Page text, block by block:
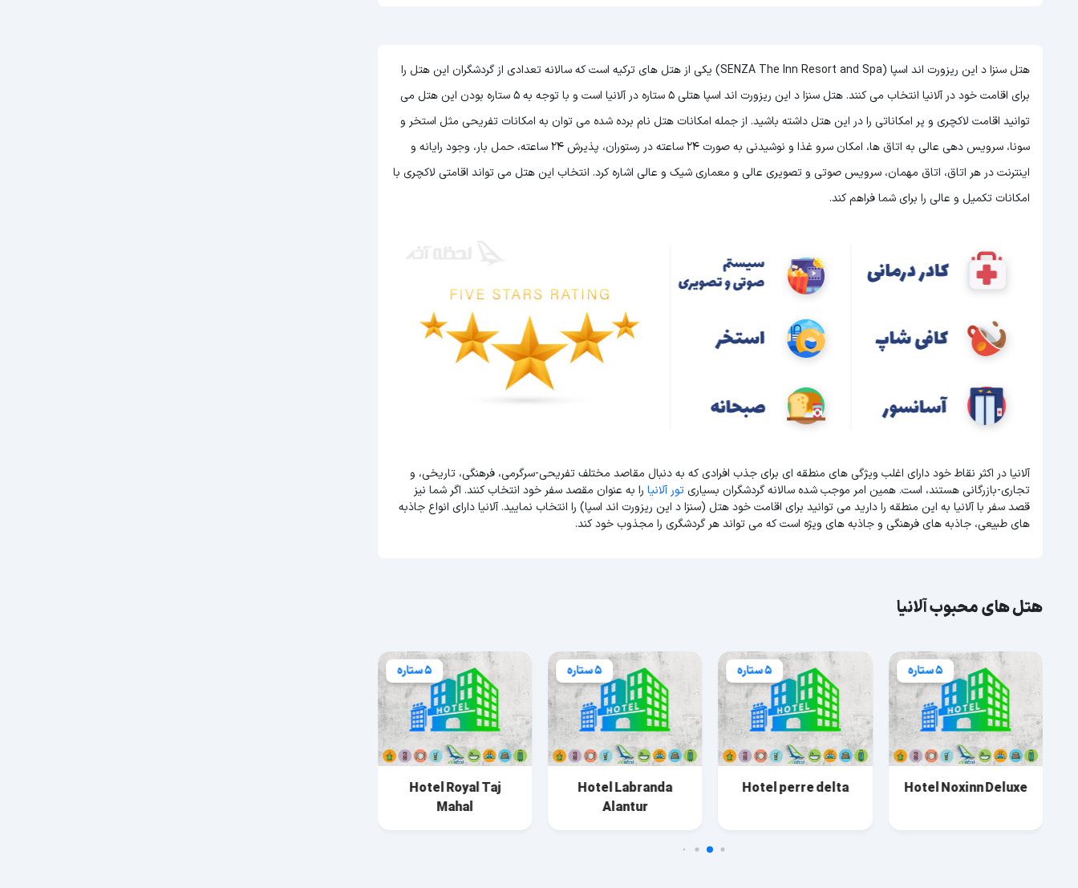
هتل سنزا د این ریزورت اند اسپا (SENZA The Inn Resort and Spa) یکی از هتل های ترکیه است که سالانه تعدادی از گردشگران این هتل را
برای اقامت خود در آلانیا انتخاب می کنند. هتل سنزا د این ریزورت اند اسپا هتلی 5 ستاره در آلانیا است و با توجه به 5 ستاره بودن این هتل
می
توانید اقامت لاکچری و پر امکاناتی را در این هتل داشته باشید. از جمله امکانات هتل نام برده شده می توان به امکانات تفریحی مثل استخر و
سونا، سرویس دهی عالی به اتاق ها، امکان سرو غذا و نوشیدنی به صورت 24 ساعته در رستوران، پذیرش 24 ساعته، حمل بار، وجود رایانه و
اینترنت در هر اتاق، اتاق مهمان، سرویس صوتی و تصویری عالی و معماری شیک و عالی اشاره کرد. انتخاب این هتل می تواند اقامتی لاکچری با
امکانات تکمیل و عالی را برای شما فراهم کند.
آلانیا در اکثر نقاط خود دارای اغلب ویژگی های منطقه ای برای جذب افرادی که به دنبال مقاصد مختلف تفریحی-سرگرمی، فرهنگی، تاریخی، و
تجاری-بازرگانی هستند، است. همین امر موجب شده سالانه گردشگران بسیاریتور آلانیا را به عنوان مقصد سفر خود انتخاب کنند. اگر شما نیز
قصد سفر با آلانیا به این منطقه را دارید می توانید برای اقامت خود هتل (سنزا د این ریزورت اند اسپا) را انتخاب نمایید. آلانیا دارای انواع جاذبه
های طبیعی، جاذبه های فرهنگی و جاذبه های ویژه است که می تواند هر گردشگری را مجذوب خود کند.
هتل های محبوب آلانیا
5 ستاره
Hotel Noxinn Deluxe
5 ستاره
Hotel perre delta
5 ستاره
Hotel Labranda
Alantur
5 ستاره
Hotel Royal Taj
Mahal